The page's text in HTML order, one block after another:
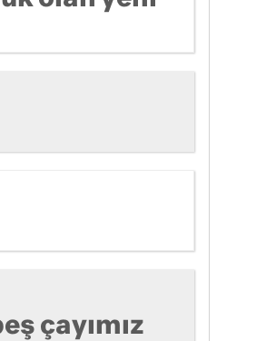
çayımız